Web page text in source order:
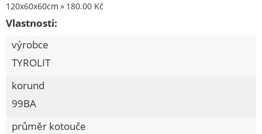
Kubis
120x60x60cm
180.00 Kč
Vlastnosti:
výrobce
TYROLIT
korund
99BA
průměr kotouče